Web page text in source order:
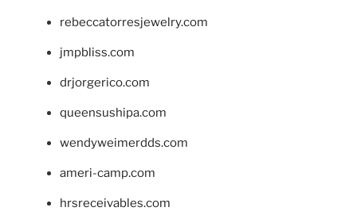
rebeccatorresjewelry.com
jmpbliss.com
drjorgerico.com
queensushipa.com
wendyweimerdds.com
ameri-camp.com
hrsreceivables.com